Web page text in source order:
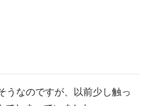
うなのですが、以前少し触っ